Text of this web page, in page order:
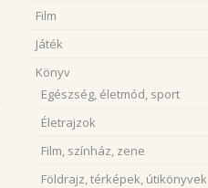
Film
Játék
Könyv
Egészség, életmód, sport
Életrajzok
Film, színház, zene
Földrajz, térképek, útikönyvek